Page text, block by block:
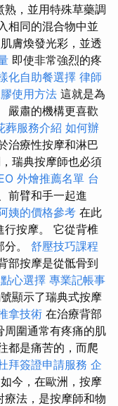
熟，並用特殊草藥調
相同的混合物中並
膚煥發光彩，並透
即使非常強烈的疼
化自助餐選擇 律師
使用方法 這就是為
嚴肅的機構更喜歡
葬服務介紹 如何辦
治療性按摩和淋巴
瑞典按摩師也必須
外燴推薦名單 台
前臂和手一起進
姨的價格參考 在此
行按摩。 它從背椎
。 舒壓技巧課程
部按摩是從骶骨到
心選擇 專業記帳事
顯示了瑞典式按摩
拿技術 在治療背部
周圍通常有疼痛的肌
都是痛苦的，而爬
拜簽證申請服務 企
如今，在歐洲，按摩
療法，是按摩師和物